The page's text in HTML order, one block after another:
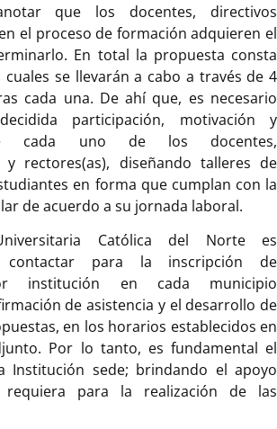
que los docentes, directivos
el proceso de formación adquieren el
En total la propuesta consta
se llevarán a cabo a través de 4
cada una. De ahí que, es necesario
participación, motivación y
cada uno de los docentes,
y rectores(as), diseñando talleres de
en forma que cumplan con la
de acuerdo a su jornada laboral.
Católica del Norte es
contactar para la inscripción de
institución en cada municipio
de asistencia y el desarrollo de
en los horarios establecidos en
Por lo tanto, es fundamental el
Institución sede; brindando el apoyo
para la realización de las